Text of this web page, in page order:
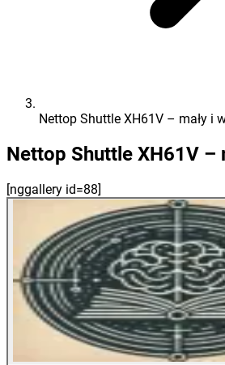
Nettop Shuttle XH61V – mały i
Nettop Shuttle XH61V –
[nggallery id=88]